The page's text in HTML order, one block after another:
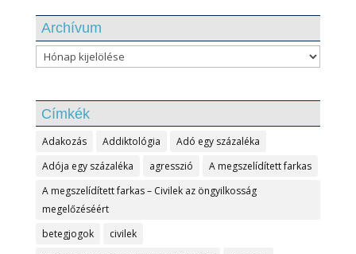
Archívum
Archívum
Címkék
Adakozás Addiktológia
Adó egy százaléka
Adója egy százaléka
agresszió
A megszelídített farkas
A megszelídített farkas – Civilek az öngyilkosság
megelőzéséért
betegjogok
civilek